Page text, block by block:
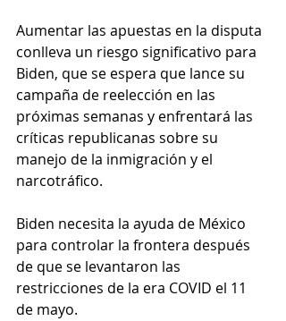
Aumentar las apuestas en la disputa
conlleva un riesgo significativo para
Biden, que se espera que lance su
campaña de reelección en las
próximas semanas y enfrentará las
críticas republicanas sobre su
manejo de la inmigración y el
narcotráfico.
Biden necesita la ayuda de México
para controlar la frontera después
de que se levantaron las
restricciones de la era COVID el 11
de mayo.